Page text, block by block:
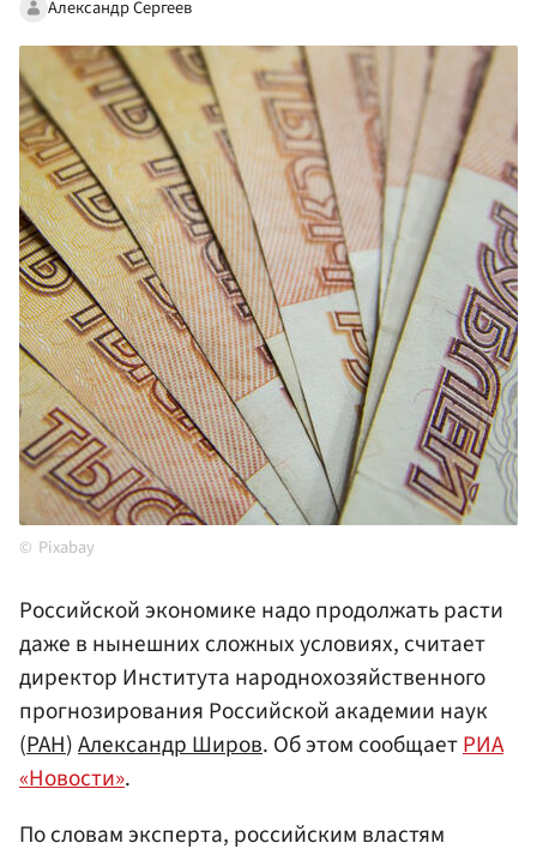
Александр Сергеев
Pixabay
Российской экономике надо продолжать расти
даже в нынешних сложных условиях, считает
директор Института народнохозяйственного
прогнозирования Российской академии наук
(РАН)Александр Широв. Об этом сообщаетРИА
«Новости».
По словам эксперта, российским властям